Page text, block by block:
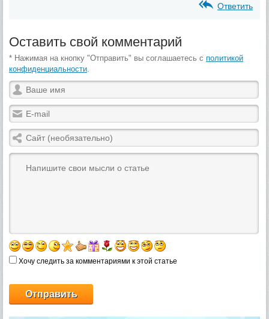
Ответить
Оставить свой комментарий
* Нажимая на кнопку "Отправить" вы соглашаетесь с политикой
конфиденциальности
Хочу следить за комментариями к этой статье